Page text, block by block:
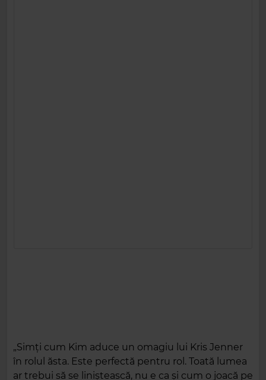
„Simți cum Kim aduce un omagiu lui Kris Jenner
în rolul ăsta. Este perfectă pentru rol. Toată lumea
ar trebui să se liniștească, nu e ca și cum o joacă pe